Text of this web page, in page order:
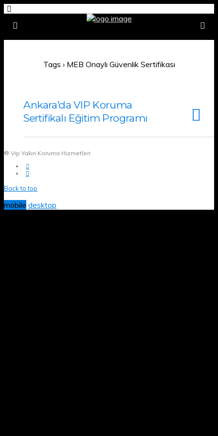
Tags › MEB Onaylı Güvenlik Sertifikası
Ankara’da VIP Koruma
Sertifikalı Eğitim Programı
® Vip Yakın Koruma Hizmetleri
Back to top
mobile desktop